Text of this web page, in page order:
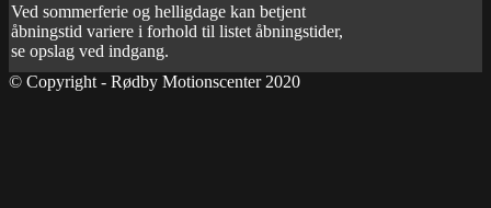
Ved sommerferie og helligdage kan betjent
åbningstid variere i forhold til listet åbningstider,
se opslag ved indgang.
© Copyright - Rødby Motionscenter 2020